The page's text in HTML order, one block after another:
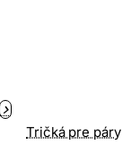
Tričká pre páry